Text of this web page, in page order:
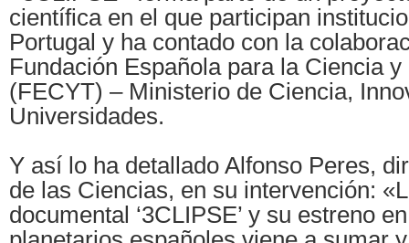
científica en el que participan
Portugal y ha contado con la
Fundación Española para la Ciencia y
(FECYT) – Ministerio de Ciencia,
Universidades.
Y así lo ha detallado Alfonso Peres,
de las Ciencias, en su intervención:
documental ‘3CLIPSE’ y su estreno